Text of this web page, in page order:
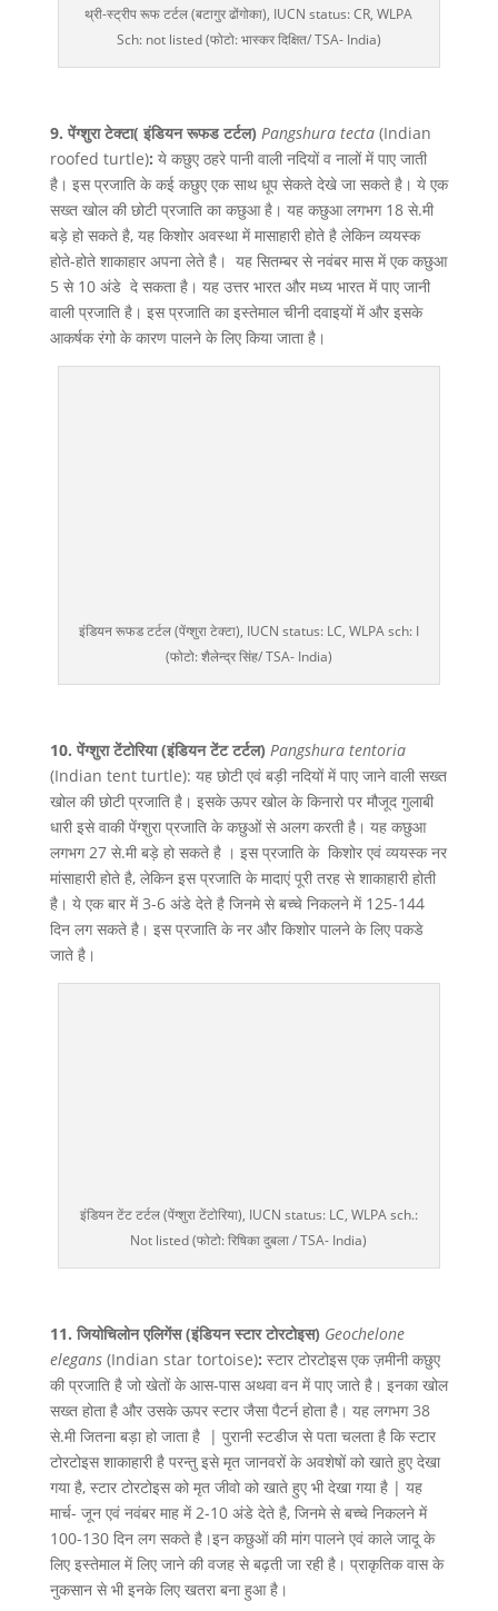
थ्री-स्ट्रीप रूफ टर्टल (बटागुर ढोंगोका), IUCN status: CR, WLPA
Sch: not listed (फोटो: भास्कर दिक्षित/ TSA- India)
9. पेंग्शुराटेक्टा( इंडियन रूफडटर्टल) Pangshura tecta(Indian
roofed turtle): ये कछुए ठहरे पानी वाली नदियों व नालों में पाए जाती
है। इस प्रजाति के कई कछुए एक साथ धूप सेकते देखे जा सकते है। ये एक
सख्त खोल की छोटी प्रजाति का कछुआ है। यह कछुआ लगभग 18 से.मी
बड़े हो सकते है, यह किशोर अवस्था में मासाहारी होते है लेकिन व्ययस्क
होते-होते शाकाहार अपना लेते है। यह सितम्बर से नवंबर मास में एक कछुआ
5 से 10 अंडे दे सकता है। यह उत्तर भारत और मध्य भारत में पाए जानी
वाली प्रजाति है। इस प्रजाति का इस्तेमाल चीनी दवाइयों में और इसके
आकर्षक रंगो के कारण पालने के लिए किया जाता है।
इंडियन रूफड टर्टल (पेंग्शुरा टेक्टा), IUCN status: LC, WLPA sch: I
(फोटो: शैलेन्द्र सिंह/ TSA- India)
10. पेंग्शुरा टेंटोरिया (इंडियन टेंट टर्टल) Pangshura tentoria
(Indian tent turtle): यह छोटी एवं बड़ी नदियों में पाए जाने वाली सख्त
खोल की छोटी प्रजाति है। इसके ऊपर खोल के किनारो पर मौजूद गुलाबी
धारी इसे वाकी पेंग्शुरा प्रजाति के कछुओं से अलग करती है। यह कछुआ
लगभग 27 से.मी बड़े हो सकते है । इस प्रजाति के किशोर एवं व्ययस्क नर
मांसाहारी होते है, लेकिन इस प्रजाति के मादाएं पूरी तरह से शाकाहारी होती
है। ये एक बार में 3-6 अंडे देते है जिनमे से बच्चे निकलने में 125-144
दिन लग सकते है। इस प्रजाति के नर और किशोर पालने के लिए पकडे
जाते है।
इंडियन टेंट टर्टल (पेंग्शुरा टेंटोरिया), IUCN status: LC, WLPA sch.:
Not listed (फोटो: रिषिका दुबला / TSA- India)
11. जियोचिलोन एलिगेंस(इंडियन स्टार टोरटोइस) Geochelone
elegans(Indian star tortoise): स्टार टोरटोइस एक ज़मीनी कछुए
की प्रजाति है जो खेतों के आस-पास अथवा वन में पाए जाते है। इनका खोल
सख्त होता है और उसके ऊपर स्टार जैसा पैटर्न होता है। यह लगभग 38
से.मी जितना बड़ा हो जाता है | पुरानी स्टडीज से पता चलता है कि स्टार
टोरटोइस शाकाहारी है परन्तु इसे मृत जानवरों के अवशेषों को खाते हुए देखा
गया है, स्टार टोरटोइस को मृत जीवो को खाते हुए भी देखा गया है | यह
मार्च- जून एवं नवंबर माह में 2-10 अंडे देते है, जिनमे से बच्चे निकलने में
100-130 दिन लग सकते है।इन कछुओं की मांग पालने एवं काले जादू के
लिए इस्तेमाल में लिए जाने की वजह से बढ़ती जा रही है। प्राकृतिक वास के
नुकसान से भी इनके लिए खतरा बना हुआ है।